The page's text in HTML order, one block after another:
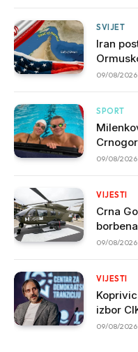
SVIJET
Iran
SAD i
09/08/2026
SPORT
09/08/2026
VIJESTI
Crna
09/08/2026
VIJESTI
izbor
učešće
09/08/2026